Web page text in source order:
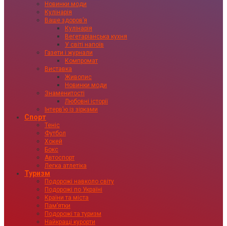
Новинки моди
Кулінарія
Ваше здоровʼя
Кулінарія
Вегетаріанська кухня
У світі напоїв
Газети і журнали
Компромат
Виставка
Живопис
Новинки моди
Знаменитості
Любовні історії
Інтервʼю із зірками
Спорт
Теніс
Футбол
Хокей
Бокс
Автоспорт
Легка атлетіка
Туризм
Подорожі навколо світу
Подорожі по Україні
Країни та міста
Пам’ятки
Подорожі та туризм
Найкращі курорти